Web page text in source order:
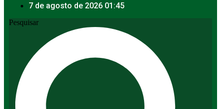
7 de agosto de 2026 01:45
Pesquisar